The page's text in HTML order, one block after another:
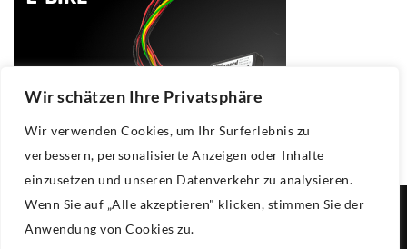
Wir schätzen Ihre Privatsphäre
Wir verwenden Cookies, um Ihr Surferlebnis zu
verbessern, personalisierte Anzeigen oder Inhalte
einzusetzen und unseren Datenverkehr zu analysieren.
Wenn Sie auf „Alle akzeptieren" klicken, stimmen Sie der
Anwendung von Cookies zu.
Copyright © 2025Kfz Pfandleihhaus